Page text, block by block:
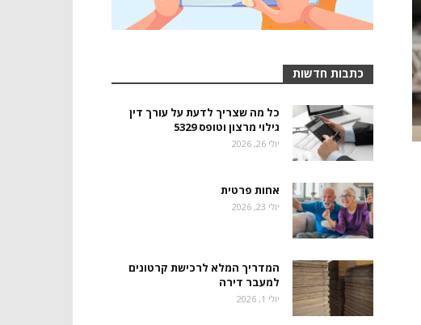
כתבות חדשות
כל מה שצריך לדעת על עורך דין
גילוי מרצון וטופס 5329
יולי 26, 2026
אחות פרטית
יולי 23, 2026
המדריך המלא לרכישת קרטונים
למעבר דירה
יולי 1, 2026